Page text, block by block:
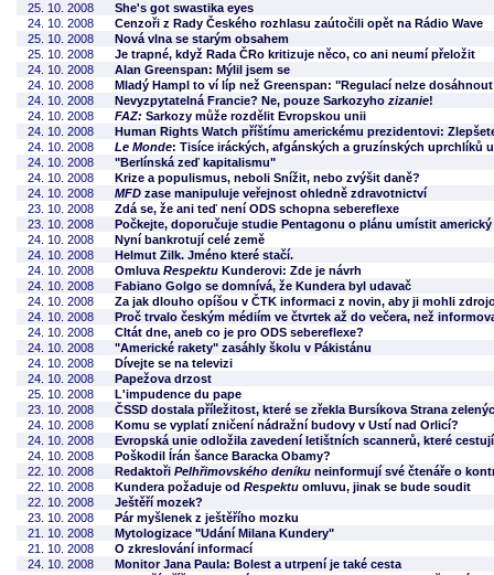
25. 10. 2008
She's got swastika eyes
24. 10. 2008
Cenzoři z Rady Českého rozhlasu zaútočili opět na Rádio Wave
25. 10. 2008
Nová vlna se starým obsahem
25. 10. 2008
Je trapné, když Rada ČRo kritizuje něco, co ani neumí přeložit
24. 10. 2008
Alan Greenspan: Mýlil jsem se
24. 10. 2008
Mladý Hampl to ví líp než Greenspan: "Regulací nelze
24. 10. 2008
Nevyzpytatelná Francie? Ne, pouze Sarkozyho zizanie!
24. 10. 2008
FAZ: Sarkozy může rozdělit Evropskou unii
24. 10. 2008
Human Rights Watch příštímu americkému prezidentovi:
24. 10. 2008
Le Monde: Tisíce iráckých, afgánských a gruzínských uprchlíků
24. 10. 2008
"Berlínská zeď kapitalismu"
24. 10. 2008
Krize a populismus, neboli Snížit, nebo zvýšit daně?
24. 10. 2008
MFD zase manipuluje veřejnost ohledně zdravotnictví
23. 10. 2008
Zdá se, že ani teď není ODS schopna sebereflexe
23. 10. 2008
Počkejte, doporučuje studie Pentagonu o plánu umístit americký
24. 10. 2008
Nyní bankrotují celé země
24. 10. 2008
Helmut Zilk. Jméno které stačí.
24. 10. 2008
Omluva Respektu Kunderovi: Zde je návrh
24. 10. 2008
Fabiano Golgo se domnívá, že Kundera byl udavač
24. 10. 2008
Za jak dlouho opíšou v ČTK informaci z novin, aby ji mohli
24. 10. 2008
Proč trvalo českým médiím ve čtvrtek až do večera, než
24. 10. 2008
CItát dne, aneb co je pro ODS sebereflexe?
24. 10. 2008
"Americké rakety" zasáhly školu v Pákistánu
24. 10. 2008
Dívejte se na televizi
24. 10. 2008
Papežova drzost
25. 10. 2008
L'impudence du pape
23. 10. 2008
ČSSD dostala příležitost, které se zřekla Bursíkova Strana
24. 10. 2008
Komu se vyplatí zničení nádražní budovy v Ustí nad Orlicí?
24. 10. 2008
Evropská unie odložila zavedení letištních scannerů, které
24. 10. 2008
Poškodil Írán šance Baracka Obamy?
22. 10. 2008
Redaktoři Pelhřimovského deníku neinformují své čtenáře o
22. 10. 2008
Kundera požaduje od Respektu omluvu, jinak se bude soudit
22. 10. 2008
Ještěří mozek?
23. 10. 2008
Pár myšlenek z ještěřího mozku
21. 10. 2008
Mytologizace "Udání Milana Kundery"
21. 10. 2008
O zkreslování informací
24. 10. 2008
Monitor Jana Paula: Bolest a utrpení je také cesta